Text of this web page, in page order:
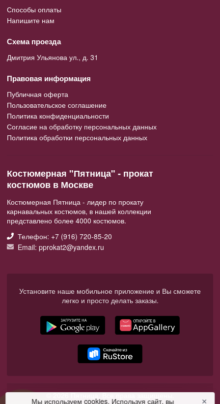
Способы оплаты
Напишите нам
Схема проезда
Дмитрия Ульянова ул., д. 31
Правовая информация
Публичная оферта
Пользовательское соглашение
Политика конфиденциальности
Согласие на обработку персональных данных
Политика обработки персональных данных
Костюмерная "Пятница" - прокат
костюмов в Москве
Костюмерная Пятница - лидер по прокату
карнавальных костюмов, в нашей коллекции
представлено более 4000 костюмов.
Телефон: +7 (916) 720-85-20
Email: pprokat2@yandex.ru
Установите наше мобильное приложение и Вы сможете
легко и просто делать заказы.
© 2026 Пятница. Все права защищены.
Мы используем cookies. Используя сайт, вы ✕